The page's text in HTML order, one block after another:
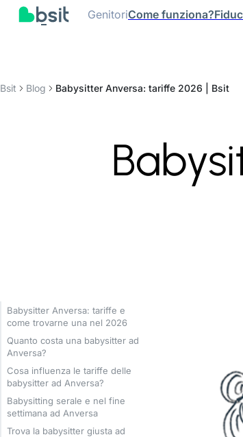
GenitoriCome funziona?
Bsit Blog Babysitter Anversa: tariffe 2026 | Bsit
Babysitter Anversa: tariffe e
come trovarne una nel 2026
Quanto costa una babysitter ad
Anversa?
Cosa influenza le tariffe delle
babysitter ad Anversa?
Babysitting serale e nel fine
settimana ad Anversa
Trova la babysitter giusta ad